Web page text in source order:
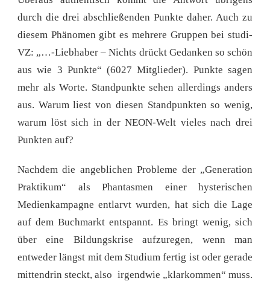
durch die drei abschließenden Punkte daher. Auch zu
diesem Phänomen gibt es mehrere Gruppen bei studi-
VZ: „…-Liebhaber – Nichts drückt Gedanken so schön
aus wie 3 Punkte“ (6027 Mitglieder). Punkte sagen
mehr als Worte. Standpunkte sehen allerdings anders
aus. Warum liest von diesen Standpunkten so wenig,
warum löst sich in der NEON-Welt vieles nach drei
Punkten auf?
Nachdem die angeblichen Probleme der „Generation
Praktikum“ als Phantasmen einer hysterischen
Medienkampagne entlarvt wurden, hat sich die Lage
auf dem Buchmarkt entspannt. Es bringt wenig, sich
über eine Bildungskrise aufzuregen, wenn man
entweder längst mit dem Studium fertig ist oder gerade
mittendrin steckt, also irgendwie „klarkommen“ muss.